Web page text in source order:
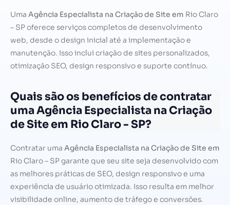
Uma Agência Especialista na Criação de Site em Rio Claro
– SP oferece serviços completos de desenvolvimento
web, desde o design inicial até a implementação e
manutenção. Isso inclui criação de sites personalizados,
otimização SEO, design responsivo e suporte contínuo.
Quais são os benefícios de contratar
uma Agência Especialista na Criação
de Site em Rio Claro - SP?
Contratar uma Agência Especialista na Criação de Site em
Rio Claro – SP garante que seu site seja desenvolvido com
as melhores práticas de SEO, design responsivo e uma
experiência de usuário otimizada. Isso resulta em melhor
visibilidade online, aumento de tráfego e conversões.